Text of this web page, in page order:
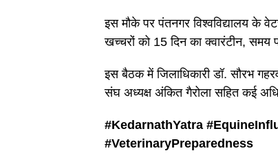
इस मौके पर पंतनगर विश्वविद्यालय के
खच्चरों को 15 दिन का क्वारंटीन, समय
इस बैठक में जिलाधिकारी डाॅ. सौरभ
संघ अध्यक्ष अंकित गैरोला सहित कई
#KedarnathYatra #
#VeterinaryPreparedness